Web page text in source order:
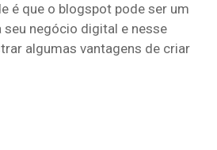
é que o blogspot pode ser um
seu negócio digital e nesse
algumas vantagens de criar